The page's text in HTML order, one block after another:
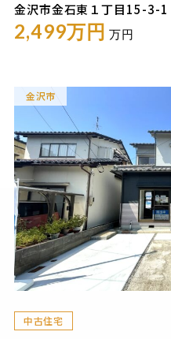
金沢市金石東１丁目15-3-1
2,499万円 万円
金沢市
中古住宅